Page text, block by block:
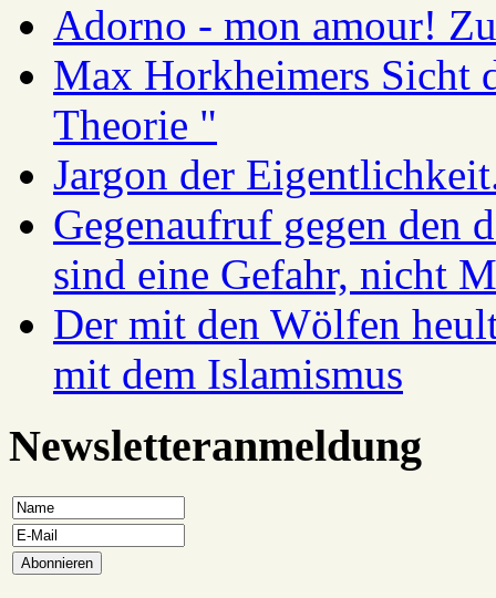
Adorno - mon amour!
Max Horkheimers Sicht
Theorie "
Jargon der
Gegenaufruf gegen den
sind eine Gefahr, nicht
Der mit den Wölfen
mit dem Islamismus
Newsletteranmeldung